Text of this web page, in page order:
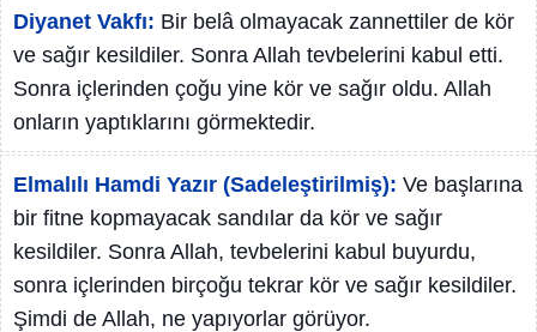
Diyanet Vakfı: Bir belâ olmayacak zannettiler de kör
ve sağır kesildiler. Sonra Allah tevbelerini kabul etti.
Sonra içlerinden çoğu yine kör ve sağır oldu. Allah
onların yaptıklarını görmektedir.
Elmalılı Hamdi Yazır (Sadeleştirilmiş): Ve başlarına
bir fitne kopmayacak sandılar da kör ve sağır
kesildiler. Sonra Allah, tevbelerini kabul buyurdu,
sonra içlerinden birçoğu tekrar kör ve sağır kesildiler.
Şimdi de Allah, ne yapıyorlar görüyor.